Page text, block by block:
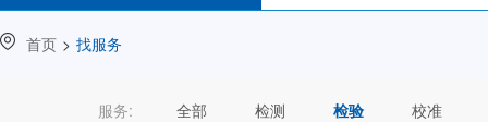
首页 > 找服务
服务: 全部 检测 检验 校准